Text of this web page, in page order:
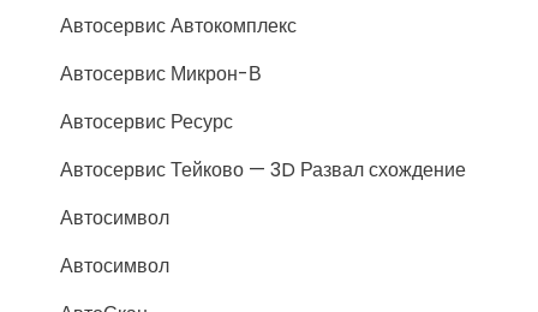
Автосервис Автокомплекс
Автосервис Микрон-В
Автосервис Ресурс
Автосервис Тейково — 3D Развал схождение
Автосимвол
Автосимвол